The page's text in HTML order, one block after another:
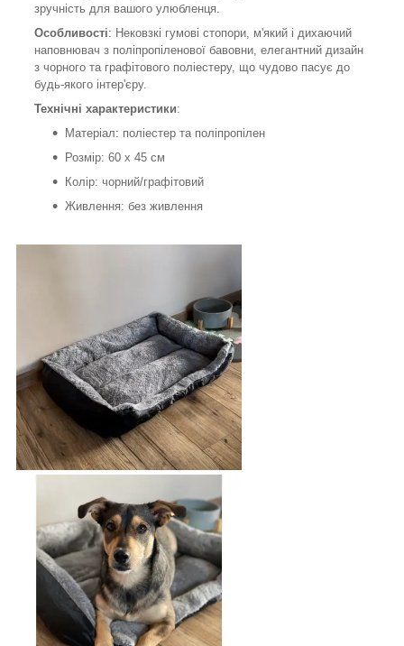
зручність для вашого улюбленця.
Особливості: Нековзкі гумові стопори, м'який і дихаючий
наповнювач з поліпропіленової бавовни, елегантний дизайн
з чорного та графітового поліестеру, що чудово пасує до
будь-якого інтер'єру.
Технічні характеристики:
Матеріал: поліестер та поліпропілен
Розмір: 60 x 45 см
Колір: чорний/графітовий
Живлення: без живлення